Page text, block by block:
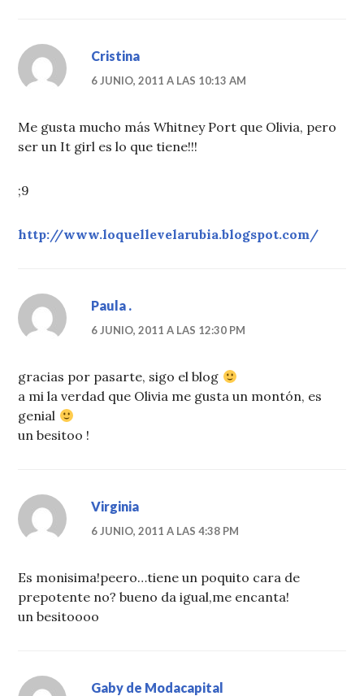
Cristina
6 JUNIO, 2011 A LAS 10:13 AM
Me gusta mucho más Whitney Port que Olivia, pero
ser un It girl es lo que tiene!!!
;9
http://www.loquellevelarubia.blogspot.com/
Paula .
6 JUNIO, 2011 A LAS 12:30 PM
gracias por pasarte, sigo el blog
a mi la verdad que Olivia me gusta un montón, es
genial
un besitoo !
Virginia
6 JUNIO, 2011 A LAS 4:38 PM
Es monisima!peero…tiene un poquito cara de
prepotente no? bueno da igual,me encanta!
un besitoooo
Gaby de Modacapital